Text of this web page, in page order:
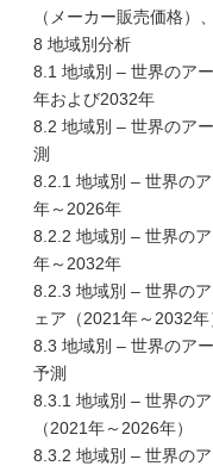
（メーカー販売価格）
8 地域別分析
8.1 地域別 – 世界のア
年および2032年
8.2 地域別 – 世界のア
測
8.2.1 地域別 – 世界の
年～2026年
8.2.2 地域別 – 世界の
年～2032年
8.2.3 地域別 – 世界の
ェア（2021年～2032年
8.3 地域別 – 世界のア
予測
8.3.1 地域別 – 世界の
（2021年～2026年）
8.3.2 地域別 – 世界の